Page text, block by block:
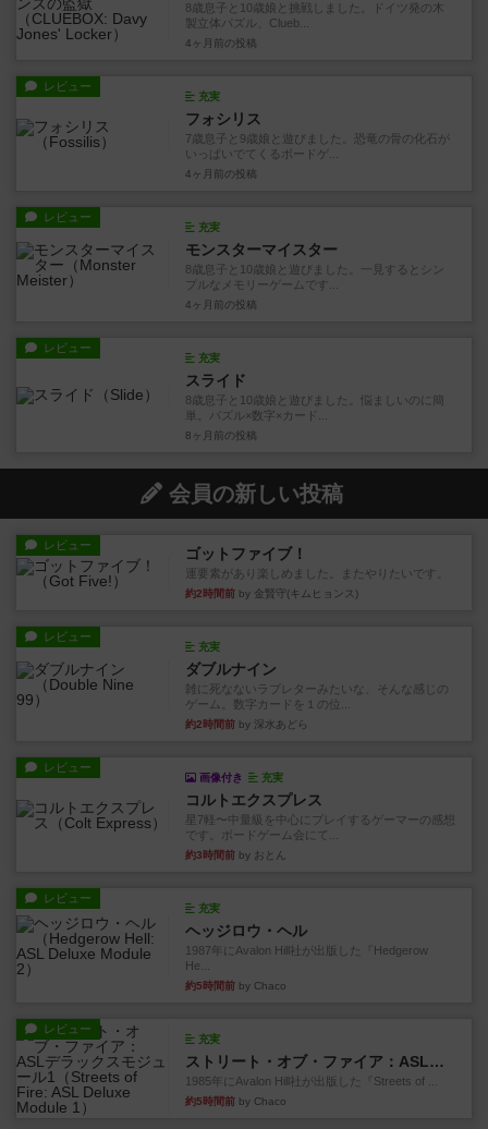
8歳息子と10歳娘と挑戦しました。ドイツ発の木
製立体パズル、Clueb...
4ヶ月前 の投稿
レビュー
充実
フォシリス
7歳息子と9歳娘と遊びました。恐竜の骨の化石が
いっぱいでてくるボードゲ...
4ヶ月前 の投稿
レビュー
充実
モンスターマイスター
8歳息子と10歳娘と遊びました。一見するとシン
プルなメモリーゲームです...
4ヶ月前 の投稿
レビュー
充実
スライド
8歳息子と10歳娘と遊びました。悩ましいのに簡
単。パズル×数字×カード...
8ヶ月前 の投稿
会員の新しい投稿
レビュー ゴットファイブ！
運要素があり楽しめました。またやりたいです。
約2時間前 by 金賢守(キムヒョンス)
レビュー
充実
ダブルナイン
雑に死なないラブレターみたいな、そんな感じの
ゲーム。数字カードを１の位...
約2時間前 by 深水あどら
レビュー
画像付き 充実
コルトエクスプレス
星7軽〜中量級を中心にプレイするゲーマーの感想
です。ボードゲーム会にて...
約3時間前 by おとん
レビュー
充実
ヘッジロウ・ヘル
1987年にAvalon Hill社が出版した『Hedgerow
He...
約5時間前 by Chaco
レビュー
充実
ストリート・オブ・ファイア：ASLデラックスモジュール1
1985年にAvalon Hill社が出版した『Streets of ...
約5時間前 by Chaco